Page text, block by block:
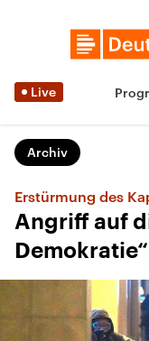
Live
Archiv
Erstürmung des
Angriff auf
Demokratie“